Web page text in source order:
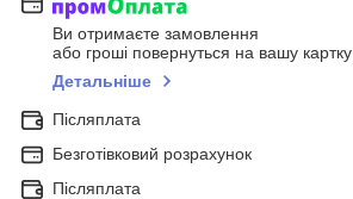
Ви отримаєте замовлення
або гроші повернуться на вашу картку
Детальніше
Післяплата
Безготівковий розрахунок
Післяплата